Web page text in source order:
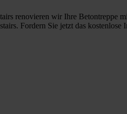
renovieren wir Ihre Betontreppe
Fordern Sie jetzt das